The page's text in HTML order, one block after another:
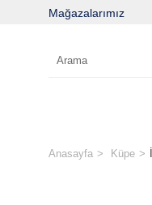
Mağazalarımız
Anasayfa Küpe